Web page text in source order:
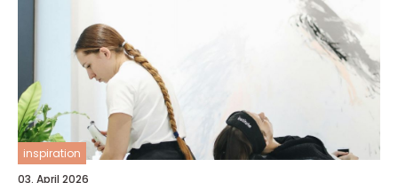
inspiration
03. April 2026